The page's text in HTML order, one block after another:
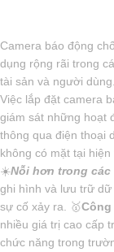
Camera báo động
dụng rộng rãi trong
tài sản và người dùng.
Việc lắp đặt camera
giám sát những hoạt
thông qua điện thoại
không có mặt tại hiện
☀️Nỗi hơn trong
ghi hình và lưu trữ dữ
sự cố xảy ra. 🥇️
nhiều giá trị cao cấp
chức năng trong